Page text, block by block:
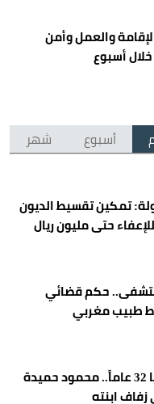
الإقامة والعمل وأمن
أسبوع
أسبوع شهر
تمكين تقسيط الديون
حكم قضائي
طبيب مغربي
أعاد رقصة عمرها 32 عاماً.. محمود حميدة
ابنته